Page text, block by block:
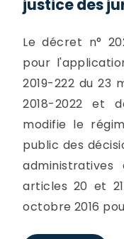
justice des
Le décret n°
pour
2019-222 du 23
2018-2022 et
modifie le
public des
articles 20 et
octobre 2016